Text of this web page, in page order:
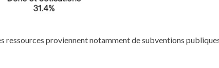
ressources proviennent notamment de subventions